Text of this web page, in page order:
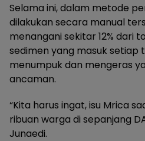
Selama ini, dalam metode
dilakukan secara manual
menangani sekitar 12% dari
sedimen yang masuk setiap
menumpuk dan mengeras
ancaman.
“Kita harus ingat, isu Mrica
ribuan warga di sepanjang
Junaedi.